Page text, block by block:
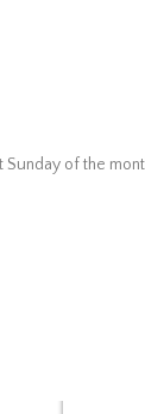
Sunday of the